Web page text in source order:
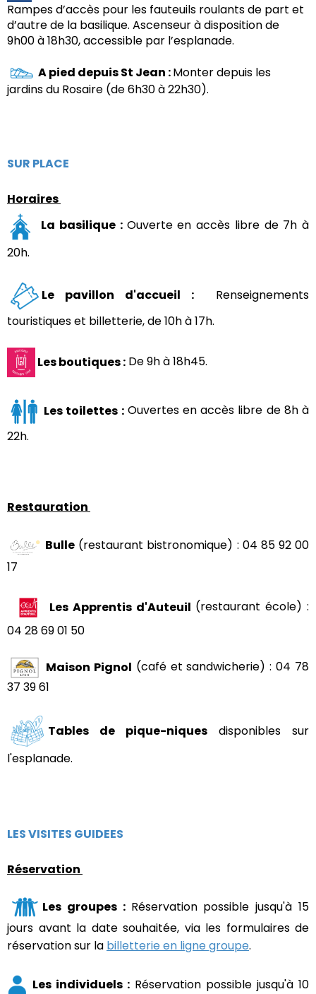
Rampes d’accès pour les fauteuils roulants de part et
d’autre de la basilique. Ascenseur à disposition de
9h00 à 18h30, accessible par l’esplanade.
A pied depuis St Jean :Monter depuis les
jardins du Rosaire (de 6h30 à 22h30).
SUR PLACE
Horaires
La basilique : Ouverte en accès libre de 7h à
20h.
Le pavillon d'accueil :
Renseignements
touristiques et billetterie, de 10h à 17h.
Les boutiques : De 9h à 18h45.
Les toilettes :Ouvertes en accès libre de 8h à
22h.
Restauration
Bulle (restaurant bistronomique) : 04 85 92 00
17
Les Apprentis d'Auteuil (restaurant école) :
04 28 69 01 50
Maison Pignol (café et sandwicherie) : 04 78
37 39 61
Tables de pique-niques disponibles sur
l'esplanade.
LES VISITES GUIDEES
Réservation
Les groupes : Réservation possible jusqu'à 15
jours avant la date souhaitée, via les formulaires de
réservation sur la billetterie en ligne groupe.
Les individuels : Réservation possible jusqu'à 10